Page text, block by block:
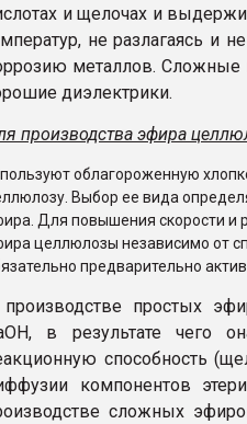
и щелочах и
не разлагаясь и
металлов.
диэлектрики.
производства эфира
облагороженную
Выбор ее вида
Для повышения скорости и
целлюлозы независимо от
предварительно
простых
в результате чего
способность
компонентов
сложных